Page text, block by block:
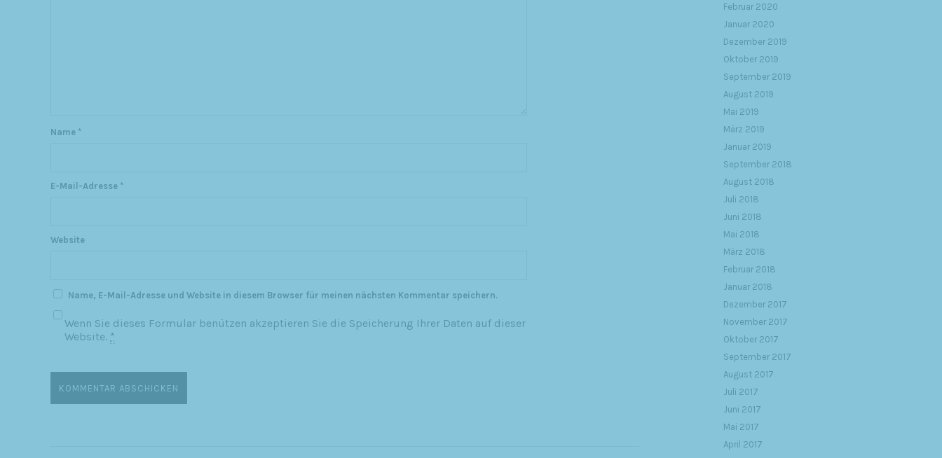
Name *
E-Mail-Adresse *
Website
Name, E-Mail-Adresse und Website in diesem Browser für meinen nächsten Kommentar speichern.
Wenn Sie dieses Formular benützen akzeptieren Sie die Speicherung Ihrer Daten auf dieser
Website. *
Februar 2020
Januar 2020
Dezember 2019
Oktober 2019
September 2019
August 2019
Mai 2019
März 2019
Januar 2019
September 2018
August 2018
Juli 2018
Juni 2018
Mai 2018
März 2018
Februar 2018
Januar 2018
Dezember 2017
November 2017
Oktober 2017
September 2017
August 2017
Juli 2017
Juni 2017
Mai 2017
April 2017